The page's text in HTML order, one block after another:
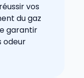
vos
du gaz
garantir
odeur